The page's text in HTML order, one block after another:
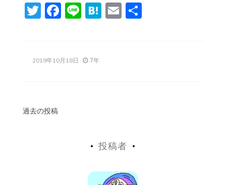
Twitter
Facebook
LineHatena
Email
共
2019年10月18日 7年
投
過去の投稿
投稿者